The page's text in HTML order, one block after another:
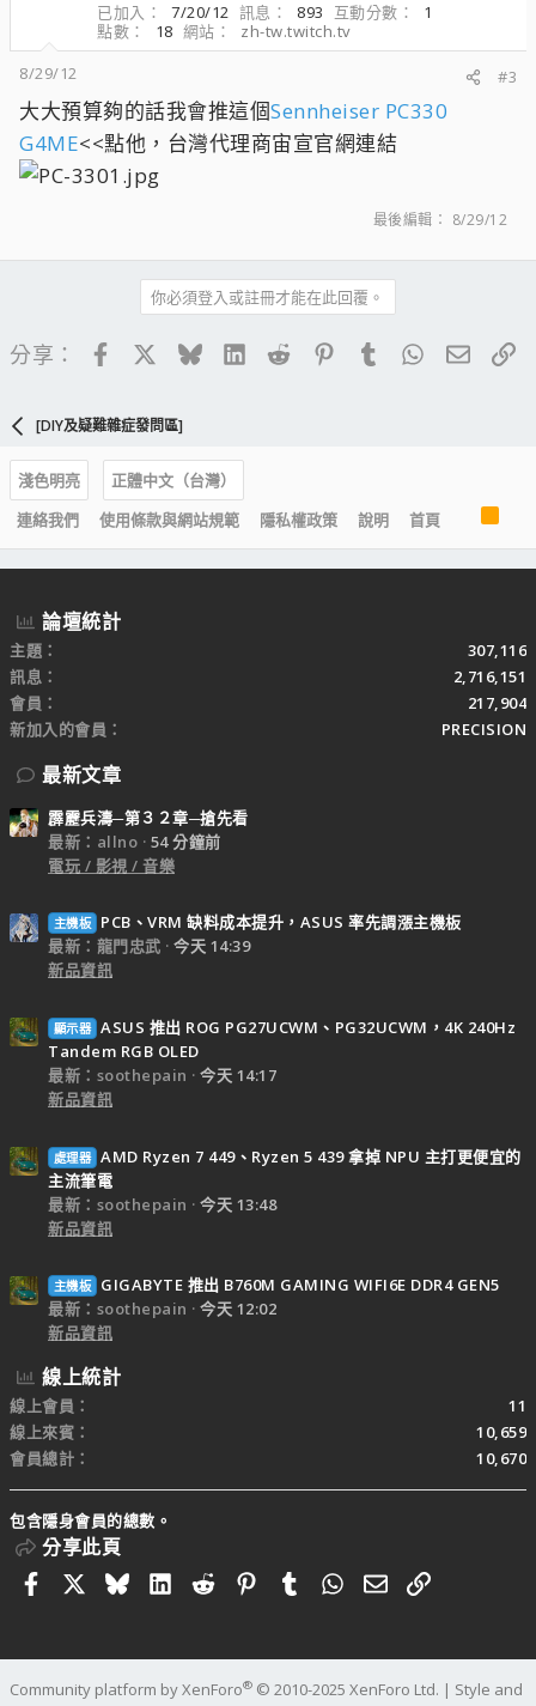
已加入
7/20/12 訊息 893 互動分數
1
點數
18 網站
zh-tw.twitch.tv
8/29/12
#3
大大預算夠的話我會推這個Sennheiser PC330
G4ME<<點他，台灣代理商宙宣官網連結
最後編輯： 8/29/12
你必須登入或註冊才能在此回覆。
分享： FacebookBlueskyLinkedIn
Reddit PinterestTumblrWhatsApp
電子
[DIY及疑難雜症發問區]
淺色明亮
正體中文（台灣）
連絡我們
使用條款與網站規範 隱私權政策 說明 首頁
S
論壇統計
主題
307,116
訊息
2,716,151
會員
217,904
新加入的會員
PRECISION
最新文章
霹靂兵濤─第３２章─搶先看
最新：allno
54 分鐘前
電玩 / 影視 / 音樂
主機板
PCB、VRM 缺料成本提升，ASUS 率先調漲主機板
最新：龍門忠武
今天 14:39
新品資訊
顯示器 ASUS 推出 ROG PG27UCWM、PG32UCWM，4K 240Hz
Tandem RGB OLED
最新：soothepain
今天 14:17
新品資訊
處理器 AMD Ryzen 7 449、Ryzen 5 439 拿掉 NPU 主打更便宜的
主流筆電
最新：soothepain
今天 13:48
新品資訊
主機板
GIGABYTE 推出 B760M GAMING WIFI6E DDR4 GEN5
最新：soothepain
今天 12:02
新品資訊
線上統計
線上會員
11
線上來賓
10,659
會員總計
10,670
包含隱身會員的總數。
分享此頁
FacebookBlueskyLinkedIn
RedditPinterestTumblrWhatsApp
電子郵件
連結
Community platform by XenForo® © 2010-2025 XenForo Ltd. | Style and